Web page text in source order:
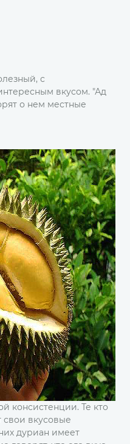
с
вкусом. "Ад
о нем местные
консистенции. Те кто
свои вкусовые
дуриан имеет